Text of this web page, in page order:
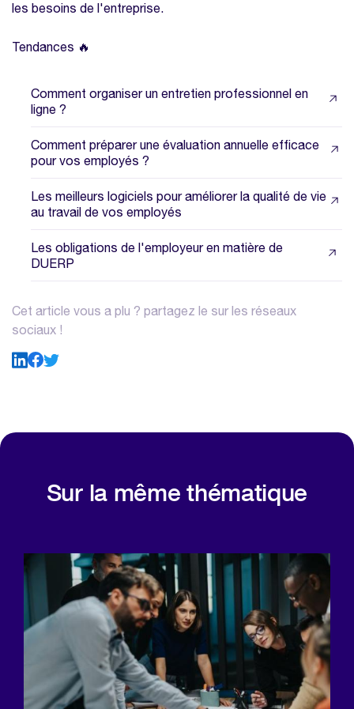
les besoins de l'entreprise.
Tendances 🔥
Comment organiser un entretien professionnel en
ligne ?
Comment préparer une évaluation annuelle efficace
pour vos employés ?
Les meilleurs logiciels pour améliorer la qualité de vie
au travail de vos employés
Les obligations de l'employeur en matière de
DUERP
Cet article vous a plu ? partagez le sur les réseaux
sociaux !
Sur la même thématique